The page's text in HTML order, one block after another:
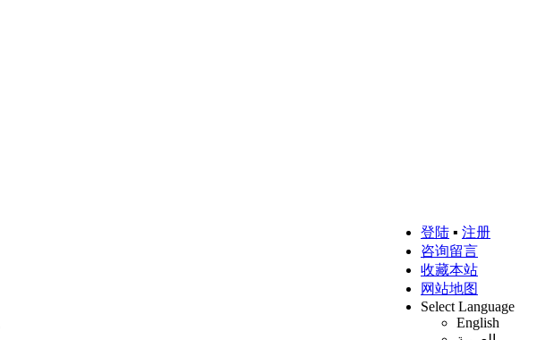
登陆 ▪ 注册
咨询留言
收藏本站
网站地图
Select Language
English